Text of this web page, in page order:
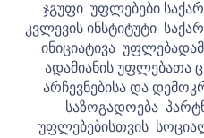
ჯგუფი უფლებები
კვლევის ინსტიტუტი
ინიციატივა
ადამიანის უფლებათა
არჩევნებისა და
საზოგადოება
უფლებებისთვის